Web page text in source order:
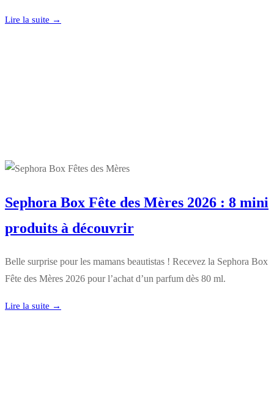
Lire la suite →
Sephora Box Fête des Mères 2026 : 8 mini
produits à découvrir
Belle surprise pour les mamans beautistas ! Recevez la Sephora Box
Fête des Mères 2026 pour l’achat d’un parfum dès 80 ml.
Lire la suite →